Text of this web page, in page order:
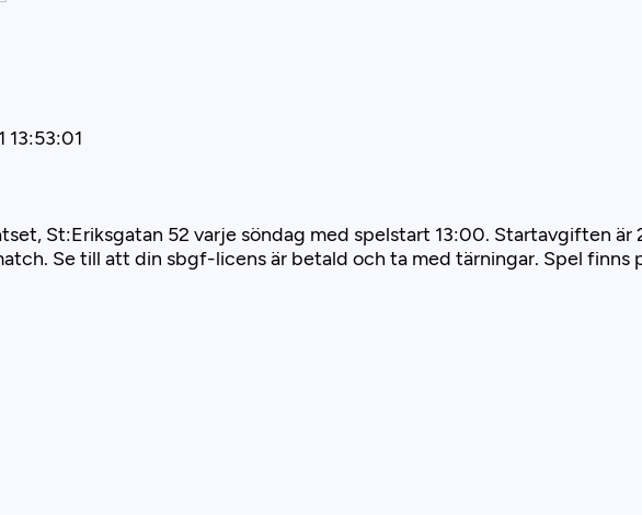
13:53:01
St:Eriksgatan 52 varje söndag med spelstart 13:00. Startavgiften
Se till att din sbgf-licens är betald och ta med tärningar. Spel finns